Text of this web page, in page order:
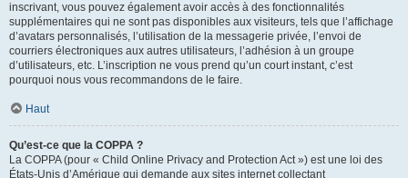
inscrivant, vous pouvez également avoir accès à des fonctionnalités
supplémentaires qui ne sont pas disponibles aux visiteurs, tels que l’affichage
d’avatars personnalisés, l’utilisation de la messagerie privée, l’envoi de
courriers électroniques aux autres utilisateurs, l’adhésion à un groupe
d’utilisateurs, etc. L’inscription ne vous prend qu’un court instant, c’est
pourquoi nous vous recommandons de le faire.
Haut
Qu’est-ce que la COPPA ?
La COPPA (pour « Child Online Privacy and Protection Act ») est une loi des
États-Unis d’Amérique qui demande aux sites internet collectant